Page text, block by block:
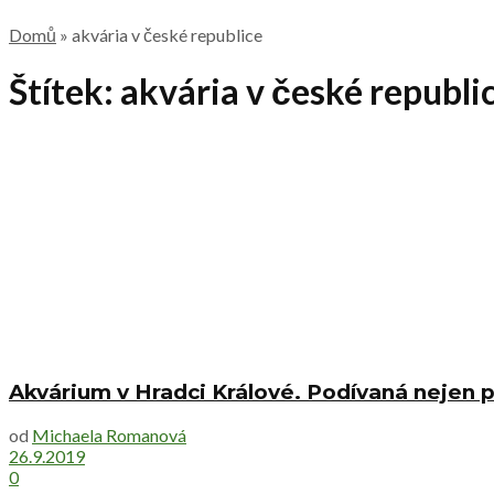
Domů » akvária v české republice
Štítek: akvária v české
Akvárium v Hradci Králové. Podívaná nejen
od Michaela Romanová
26.9.2019
0